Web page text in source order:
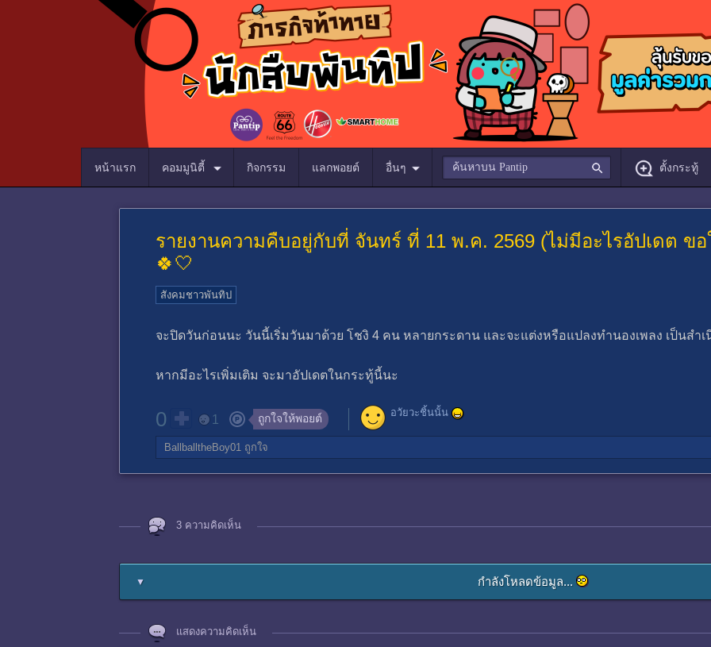
หน้าแรก คอมมูนิตี้ กิจกรรม แลกพอยต์ อื่นๆ ตั้งกระทู้
รายงานความคืบอยู่กับที่ จันทร์ ที่ 11 พ.ค. 2569 (ไม่มีอะไรอัปเดต ข
🍀🤍
สังคมชาวพันทิป
จะปิดวันก่อนนะ วันนี้เริ่มวันมาด้วย โชงิ 4 คน หลายกระดาน และจะแต่งหรือแปลงทำนองเพลง เป็นสำเ
หากมีอะไรเพิ่มเติม จะมาอัปเดตในกระทู้นี้นะ
0 1 ถูกใจให้พอยต์ อวัยวะชิ้นนั้น
BallballtheBoy01 ถูกใจ
3 ความคิดเห็น
▼ กำลังโหลดข้อมูล...
แสดงความคิดเห็น